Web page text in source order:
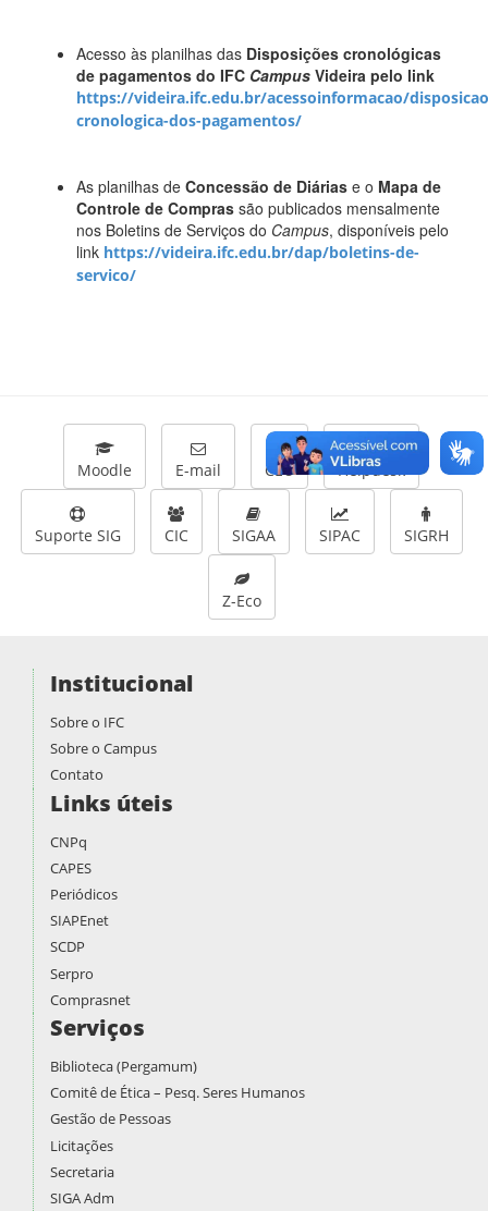
Acesso às planilhas das Disposições cronológicas
de pagamentos do IFC Campus Videira pelo link
https://videira.ifc.edu.br/acessoinformacao/
cronologica-dos-pagamentos/
As planilhas de Concessão de Diárias e o Mapa de
Controle de Compras são publicados mensalmente
nos Boletins de Serviços do Campus, disponíveis pelo
link https://videira.ifc.edu.br/dap/boletins-de-
servico/
Moodle E-mail CEU Helpdesk
Suporte SIG CIC SIGAA SIPAC SIGRH
Z-Eco
Institucional
Sobre o IFC
Sobre o Campus
Contato
Links úteis
CNPq
CAPES
Periódicos
SIAPEnet
SCDP
Serpro
Comprasnet
Serviços
Biblioteca (Pergamum)
Comitê de Ética – Pesq. Seres Humanos
Gestão de Pessoas
Licitações
Secretaria
SIGA Adm